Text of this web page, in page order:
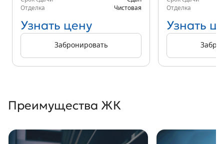
Отделка
Чистовая
Узнать цену
Забронировать
Отделка
Узнать
Преимущества ЖК